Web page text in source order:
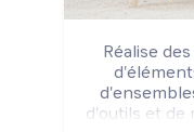
Réalise
d'outils et de